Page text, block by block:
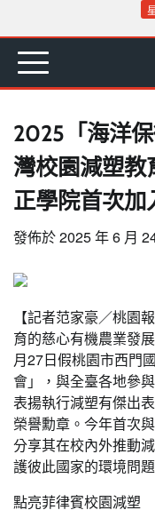
content
首 要 娛
2025「海洋
灣校園減塑
正學院首次加
發佈於2025 年 6 月
【記者范家豪／桃
育的慈心有機農業發
月27日假桃園市西門
會」，與全臺各地參
表揚執行減塑有傑出
榮譽勳章。今年首次
分享其在校內外推動
護彼此國家的環境問
點亮菲律賓校園減塑